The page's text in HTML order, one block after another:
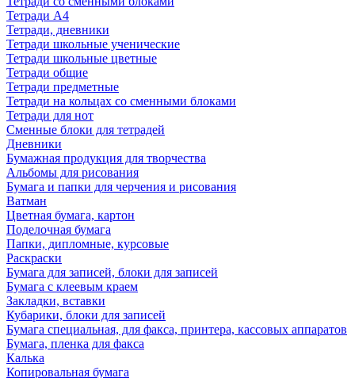
Тетради А4
Тетради, дневники
Тетради школьные ученические
Тетради школьные цветные
Тетради общие
Тетради предметные
Тетради на кольцах со сменными блоками
Тетради для нот
Сменные блоки для тетрадей
Дневники
Бумажная продукция для творчества
Альбомы для рисования
Бумага и папки для черчения и рисования
Ватман
Цветная бумага, картон
Поделочная бумага
Папки, дипломные, курсовые
Раскраски
Бумага для записей, блоки для записей
Бумага с клеевым краем
Закладки, вставки
Кубарики, блоки для записей
Бумага специальная, для факса, принтера, кассовых аппаратов
Бумага, пленка для факса
Калька
Копировальная бумага